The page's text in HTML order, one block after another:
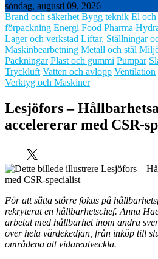
söndag, augusti 09, 2026
Brand och säkerhet Bygg teknik El
förpackning Energi Food Pharma
Lager och verkstad Liftar, Ställningar
Maskinbearbetning Metall och stål
Packningar Plast och gummi Pumpar
Tryckluft Vatten och avlopp Ventilation
Verktyg och Maskiner
Lesjöfors –
accelererar med CSR-
För att sätta större fokus på
rekryterat en hållbarhetschef. Anna
arbetat med hållbarhet inom andra
över hela värdekedjan, från inköp till
områdena att vidareutveckla.